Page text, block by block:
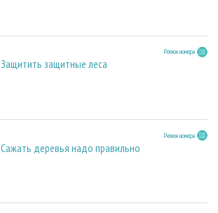
Регион номера
Защитить защитные леса
Регион номера
Сажать деревья надо правильно